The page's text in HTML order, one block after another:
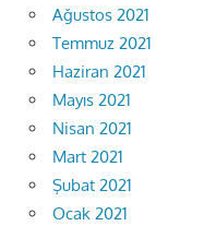
Ağustos 2021
Temmuz 2021
Haziran 2021
Mayıs 2021
Nisan 2021
Mart 2021
Şubat 2021
Ocak 2021